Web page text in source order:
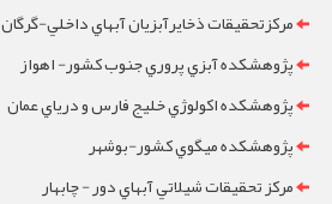
مرکزتحقيقات ذخايرآبزيان آبهاي داخلي-گرگان
پژوهشکده آبزي پروري جنوب کشور- اهواز
پژوهشکده اکولوژي خليج فارس و درياي عمان
پژوهشکده ميگوي کشور-بوشهر
مرکز تحقيقات شيلاتي آبهاي دور - چابهار